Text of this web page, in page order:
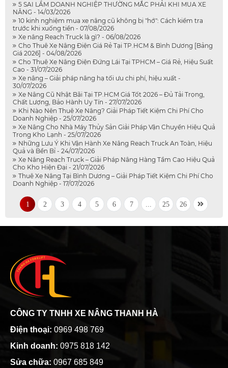
5 SAI LẦM DOANH NGHIỆP THƯỜNG MẮC PHẢI KHI MUA XE
NÂNG - 14/03/2026
10 kinh nghiệm mua xe nâng cũ không bị "hớ": Cách kiểm tra
trước khi xuống tiền - 07/08/2026
Xe nâng Reach Truck là gì? - 06/08/2026
Cho Thuê Xe Nâng Điện Giá Rẻ Tại TP.HCM & Bình Dương [Bảng
Giá 2026] - 04/08/2026
Cho Thuê Xe Nâng Điện Đứng Lái Tại TPHCM – Giá Rẻ, Hiệu Suất
Cao - 31/07/2026
Xe nâng – Giải pháp nâng hạ tối ưu chi phí, hiệu xuất -
30/07/2026
Xe Nâng Cũ Nhật Bãi Tại TP.HCM Giá Tốt 2026 – Đủ Tải Trọng,
Chất Lượng, Bảo Hành Uy Tín - 27/07/2026
Khi Nào Nên Thuê Xe Nâng? Giải Pháp Tiết Kiệm Chi Phí Cho
Doanh Nghiệp - 25/07/2026
Xe Nâng Cho Nhà Máy Thủy Sản Giải Pháp Vận Chuyển Hiệu Quả
Trong Kho Lạnh - 25/07/2026
Những Lưu Ý Khi Vận Hành Xe Nâng Reach Truck An Toàn, Hiệu
Quả và Bền Bỉ - 24/07/2026
Xe Nâng Reach Truck – Giải Pháp Nâng Hàng Tầm Cao Hiệu Quả
Cho Kho Hiện Đại - 21/07/2026
Thuê Xe Nâng Tại Bình Dương – Giải Pháp Tiết Kiệm Chi Phí Cho
Doanh Nghiệp - 17/07/2026
1 2 3 4 5 6 7 25 26
CÔNG TY TNHH XE NÂNG THANH HÀ
Điện thoại: 0969 498 769
Kinh doanh: 0975 818 142
Sửa chữa: 0967 685 849